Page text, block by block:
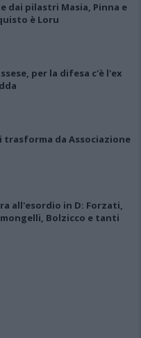
dai pilastri Masia, Pinna e
è Loru
per la difesa c'è l'ex
trasforma da Associazione
all'esordio in D: Forzati,
Bolzicco e tanti